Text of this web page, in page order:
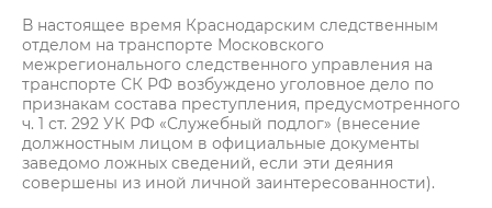
В настоящее время Краснодарским следственным
отделом на транспорте Московского
межрегионального следственного управления на
транспорте СК РФ возбуждено уголовное дело по
признакам состава преступления, предусмотренного
ч. 1 ст. 292 УК РФ «Служебный подлог» (внесение
должностным лицом в официальные документы
заведомо ложных сведений, если эти деяния
совершены из иной личной заинтересованности).